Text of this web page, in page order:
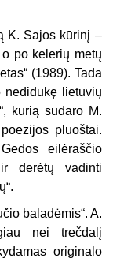
K. Sajos kūrinį –
o po kelerių metų
(1989). Tada
lietuvių
kurią sudaro M.
pluoštai.
eilėraščio
derėtų vadinti
baladėmis“. A.
nei trečdalį
originalo